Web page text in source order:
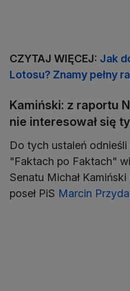
CZYTAJ WIĘCEJ: Jak
Lotosu? Znamy pełny
Kamiński: z raportu
nie interesował się
Do tych ustaleń odnieśli
"Faktach po Faktach"
Senatu Michał
poseł PiS Marcin